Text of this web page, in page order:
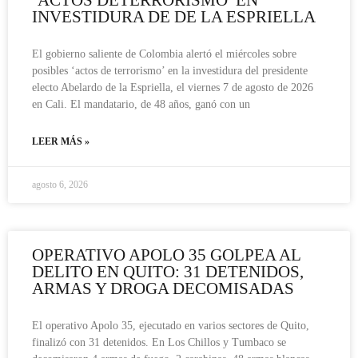
INVESTIDURA DE DE LA ESPRIELLA
El gobierno saliente de Colombia alertó el miércoles sobre
posibles ‘actos de terrorismo’ en la investidura del presidente
electo Abelardo de la Espriella, el viernes 7 de agosto de 2026
en Cali. El mandatario, de 48 años, ganó con un
LEER MÁS »
agosto 6, 2026
OPERATIVO APOLO 35 GOLPEA AL
DELITO EN QUITO: 31 DETENIDOS,
ARMAS Y DROGA DECOMISADAS
El operativo Apolo 35, ejecutado en varios sectores de Quito,
finalizó con 31 detenidos. En Los Chillos y Tumbaco se